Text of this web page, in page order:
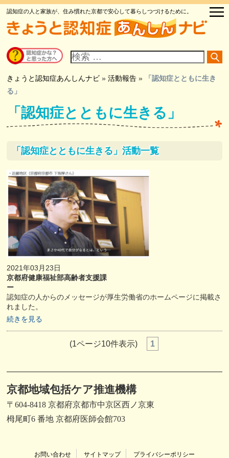
認知症の人と家族が、住み慣れた京都で安心して暮らしつづけるために。
イ
ト
検
索
きょうと認知症あんしんナビ »活動報告 »
「認知症とともに生き
る」
「認知症とともに生きる」
「認知症とともに生きる」活動一覧
2021年03月23日
京都府健康福祉部高齢者支援課
ー
認知症の人からのメッセージが厚生労働省のホームページに掲載さ
れました。
続きを見る
(1ページ10件表示) 1
京都地域包括ケア推進機構
〒604-8418 京都府京都市中京区西ノ京東
栂尾町6 番地 京都府医師会館703
お問い合わせ サイトマップ プライバシーポリシー